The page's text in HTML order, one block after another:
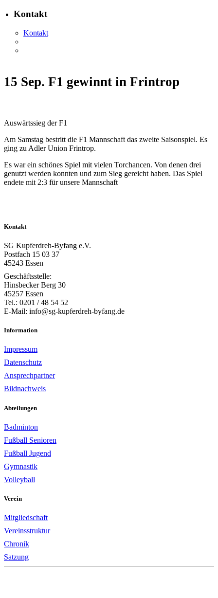
Kontakt
Kontakt
15 Sep. F1 gewinnt in Frintrop
Auswärtssieg der F1
Am Samstag bestritt die F1 Mannschaft das zweite Saisonspiel. Es
ging zu Adler Union Frintrop.
Es war ein schönes Spiel mit vielen Torchancen. Von denen drei
genutzt werden konnten und zum Sieg gereicht haben. Das Spiel
endete mit 2:3 für unsere Mannschaft
Kontakt
SG Kupferdreh-Byfang e.V.
Postfach 15 03 37
45243 Essen
Geschäftsstelle:
Hinsbecker Berg 30
45257 Essen
Tel.: 0201 / 48 54 52
E-Mail: info@sg-kupferdreh-byfang.de
Information
Impressum
Datenschutz
Ansprechpartner
Bildnachweis
Abteilungen
Badminton
Fußball Senioren
Fußball Jugend
Gymnastik
Volleyball
Verein
Mitgliedschaft
Vereinsstruktur
Chronik
Satzung